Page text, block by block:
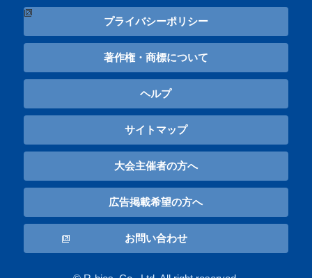
プライバシーポリシー
著作権・商標について
ヘルプ
サイトマップ
大会主催者の方へ
広告掲載希望の方へ
お問い合わせ